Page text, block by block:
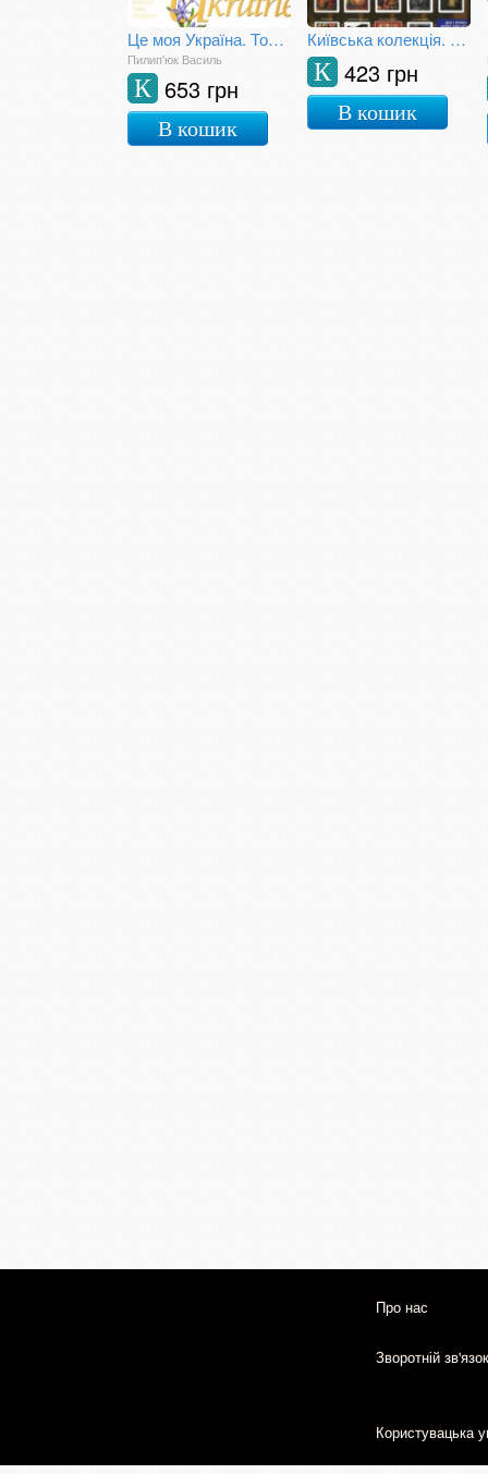
Це моя Україна. Том 2
Пилип'юк Василь
653 грн
К
В кошик
Київська колекція. Єврейська тема в творах художників України від 50-х
423 грн
К
В кошик
Про нас
Зворотній зв'язок
Користувацька